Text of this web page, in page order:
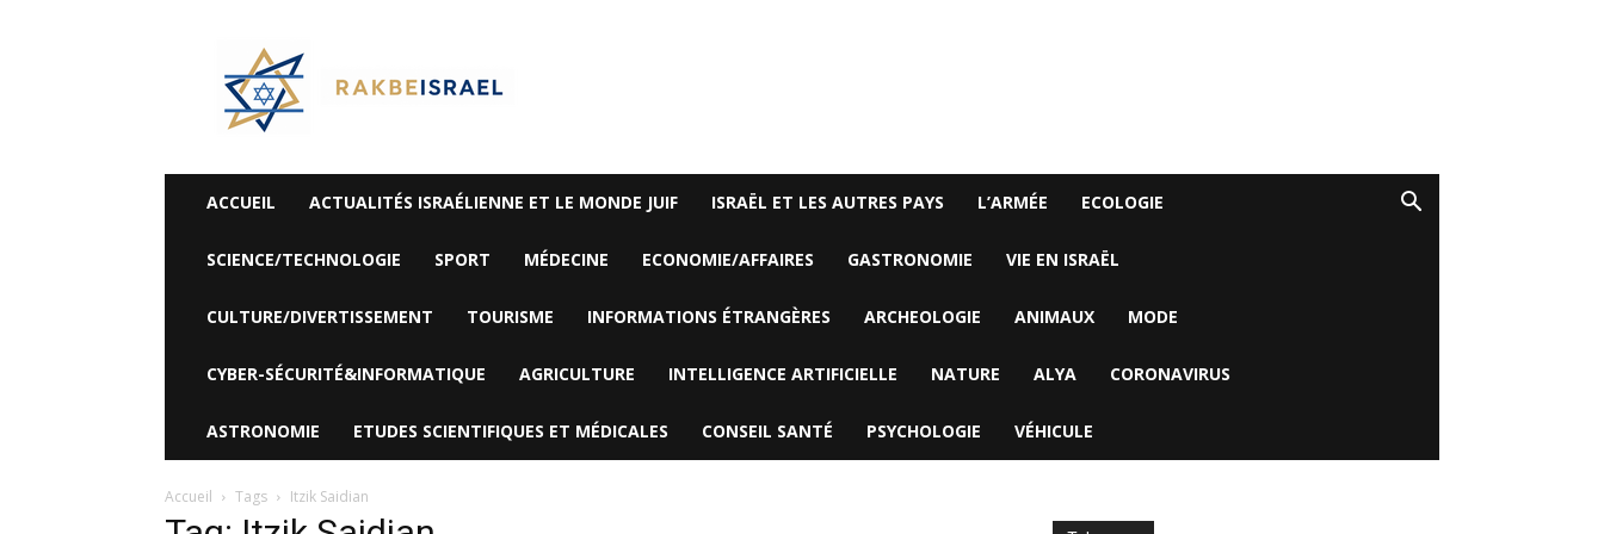
Rak
Be
Israel-
Alyaexpress-
News
ACCUEIL ACTUALITÉS ISRAÉLIENNE ET LE MONDE JUIF ISRAËL ET LES AUTRES PAYS L’ARMÉE ECOLOGIE
SCIENCE/TECHNOLOGIE SPORT MÉDECINE ECONOMIE/AFFAIRES GASTRONOMIE VIE EN ISRAËL
CULTURE/DIVERTISSEMENT TOURISME INFORMATIONS ÉTRANGÈRES ARCHEOLOGIE ANIMAUX MODE
CYBER-SÉCURITÉ&INFORMATIQUE AGRICULTURE INTELLIGENCE ARTIFICIELLE NATURE ALYA CORONAVIRUS
ASTRONOMIE ETUDES SCIENTIFIQUES ET MÉDICALES CONSEIL SANTÉ PSYCHOLOGIE VÉHICULE
Accueil Tags Itzik Saidian